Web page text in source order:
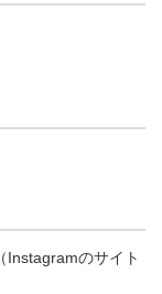
（Instagramのサイト